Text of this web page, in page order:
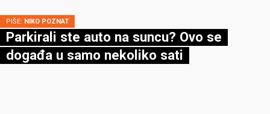
PIŠE: NIKO POZNAT
Parkirali ste auto na suncu? Ovo se
događa u samo nekoliko sati